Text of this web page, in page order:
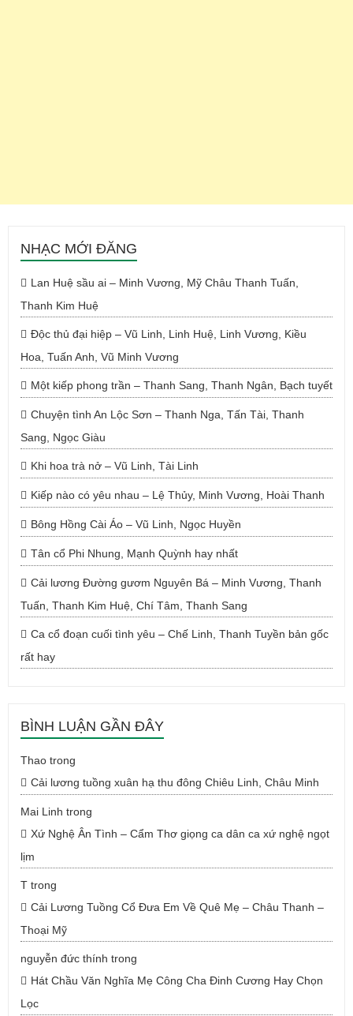
NHẠC MỚI ĐĂNG
Lan Huệ sầu ai – Minh Vương, Mỹ Châu Thanh Tuấn,
Thanh Kim Huệ
Độc thủ đại hiệp – Vũ Linh, Linh Huệ, Linh Vương, Kiều
Hoa, Tuấn Anh, Vũ Minh Vương
Một kiếp phong trần – Thanh Sang, Thanh Ngân, Bạch tuyết
Chuyện tình An Lộc Sơn – Thanh Nga, Tấn Tài, Thanh
Sang, Ngọc Giàu
Khi hoa trà nở – Vũ Linh, Tài Linh
Kiếp nào có yêu nhau – Lệ Thủy, Minh Vương, Hoài Thanh
Bông Hồng Cài Áo – Vũ Linh, Ngọc Huyền
Tân cổ Phi Nhung, Mạnh Quỳnh hay nhất
Cải lương Đường gươm Nguyên Bá – Minh Vương, Thanh
Tuấn, Thanh Kim Huệ, Chí Tâm, Thanh Sang
Ca cổ đoạn cuối tình yêu – Chế Linh, Thanh Tuyền bản gốc
rất hay
BÌNH LUẬN GẦN ĐÂY
Thao trong
Cải lương tuồng xuân hạ thu đông Chiêu Linh, Châu Minh
Mai Linh trong
Xứ Nghệ Ân Tình – Cẩm Thơ giọng ca dân ca xứ nghệ ngọt
lịm
T trong
Cải Lương Tuồng Cổ Đưa Em Về Quê Mẹ – Châu Thanh –
Thoại Mỹ
nguyễn đức thính trong
Hát Chầu Văn Nghĩa Mẹ Công Cha Đinh Cương Hay Chọn
Lọc